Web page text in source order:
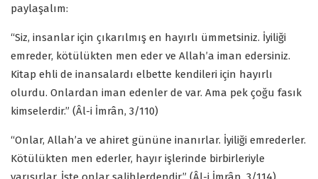
paylaşalım:
“Siz, insanlar için çıkarılmış en hayırlı ümmetsiniz. İyiliği
emreder, kötülükten men eder ve Allah’a iman edersiniz.
Kitap ehli de inansalardı elbette kendileri için hayırlı
olurdu. Onlardan iman edenler de var. Ama pek çoğu fasık
kimselerdir.” (Âl-i İmrân, 3/110)
“Onlar, Allah’a ve ahiret gününe inanırlar. İyiliği emrederler.
Kötülükten men ederler, hayır işlerinde birbirleriyle